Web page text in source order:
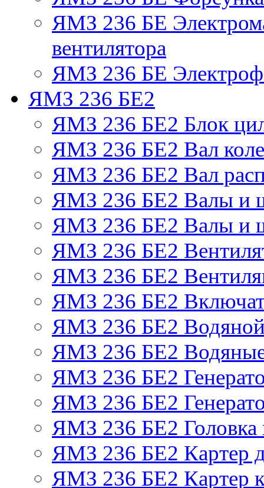
ЯМЗ 236 БЕ
вентилятора
ЯМЗ 236 БЕ
ЯМЗ 236 БЕ2
ЯМЗ 236 БЕ2 Блок
ЯМЗ 236 БЕ2 Вал
ЯМЗ 236 БЕ2 Вал
ЯМЗ 236 БЕ2 Валы и
ЯМЗ 236 БЕ2 Валы и
ЯМЗ 236 БЕ2
ЯМЗ 236 БЕ2
ЯМЗ 236 БЕ2
ЯМЗ 236 БЕ2 Водяной
ЯМЗ 236 БЕ2
ЯМЗ 236 БЕ2
ЯМЗ 236 БЕ2
ЯМЗ 236 БЕ2 Головка
ЯМЗ 236 БЕ2 Картер
ЯМЗ 236 БЕ2 Картер